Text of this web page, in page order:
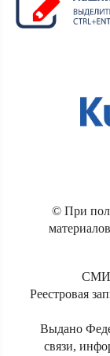
© При
СМИ
Реестровая
Выдано
связи,